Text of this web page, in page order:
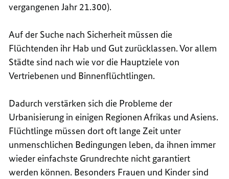
vergangenen Jahr 21.300).
Auf der Suche nach Sicherheit müssen die
Flüchtenden ihr Hab und Gut zurücklassen. Vor allem
Städte sind nach wie vor die Hauptziele von
Vertriebenen und Binnenflüchtlingen.
Dadurch verstärken sich die Probleme der
Urbanisierung in einigen Regionen Afrikas und Asiens.
Flüchtlinge müssen dort oft lange Zeit unter
unmenschlichen Bedingungen leben, da ihnen immer
wieder einfachste Grundrechte nicht garantiert
werden können. Besonders Frauen und Kinder sind